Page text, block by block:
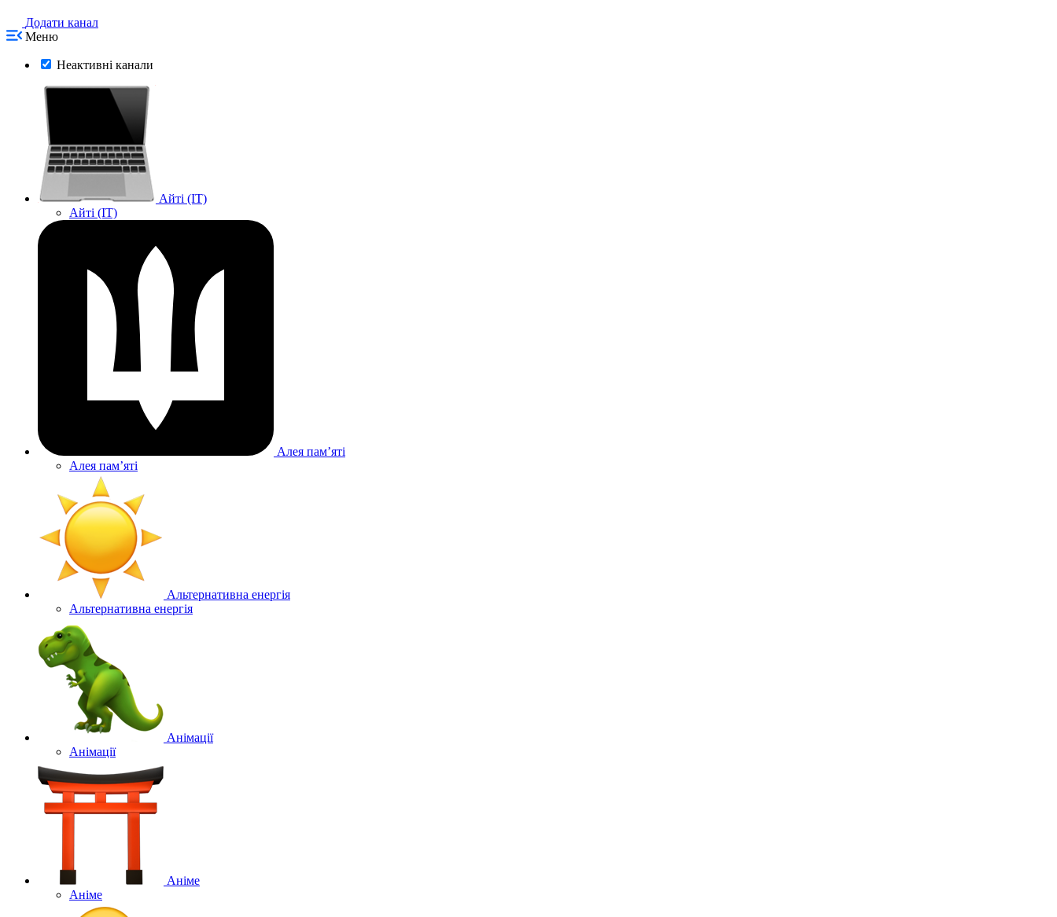
Додати канал
Меню
Неактивні канали
Айті (IT)
Айті (IT)
Алея памʼяті
Алея памʼяті
Альтернативна енергія
Альтернативна енергія
Анімації
Анімації
Аніме
Аніме